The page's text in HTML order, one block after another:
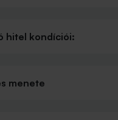
hitel kondíciói:
menete